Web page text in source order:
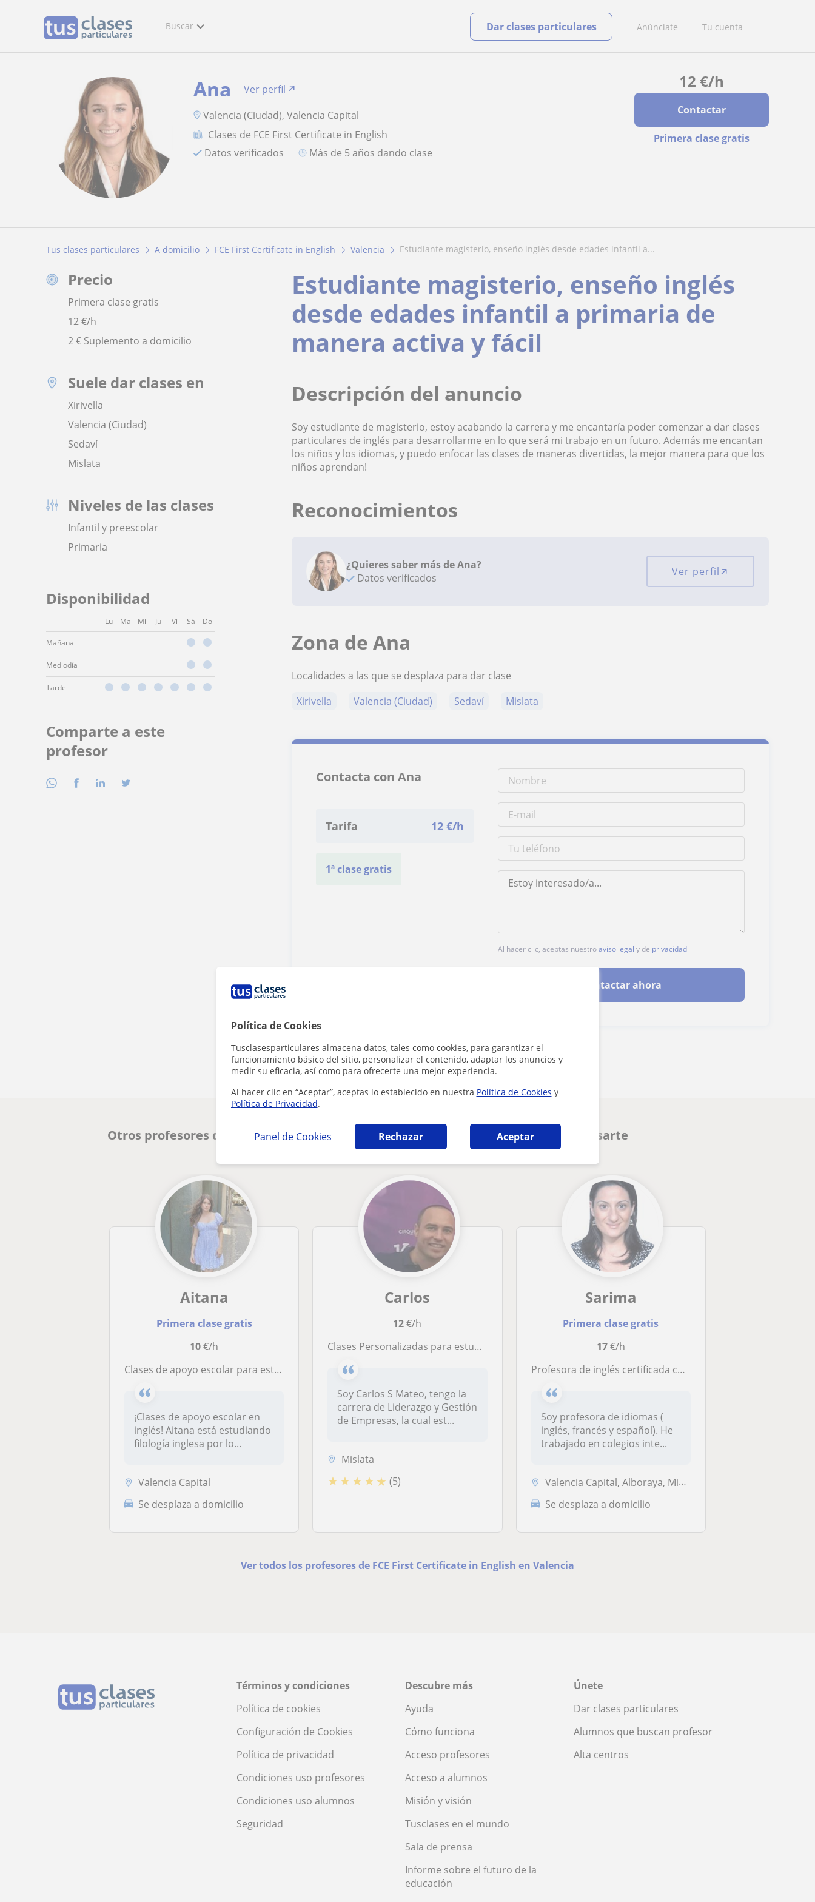
Política de Cookies
Tusclasesparticulares almacena datos, tales como cookies, para garantizar el
funcionamiento básico del sitio, personalizar el contenido, adaptar los anuncios y
medir su eficacia, así como para ofrecerte una mejor experiencia.
Al hacer clic en “Aceptar”, aceptas lo establecido en nuestra Política de Cookies y
Política de Privacidad.
Panel de Cookies Rechazar Aceptar
Buscar Anúnciate Tu cuenta
Dar clases particulares
12 €/h
Contactar
Primera clase gratis
Ana
Ver perfil
Valencia (Ciudad), Valencia Capital
Clases de FCE First Certificate in English
Datos verificados
más de 5 años dando clase
Tus clases particulares A domicilio FCE First Certificate in English Valencia estudiante magisterio, enseño inglés desde edades infantil a...
Precio
Primera clase gratis
12€/h
2 € Suplemento a domicilio
Suele dar clases en
Xirivella
Valencia (Ciudad)
Sedaví
Mislata
Niveles de las clases
Infantil y preescolar
Primaria
Disponibilidad
Lu Ma Mi Ju Vi Sá Do
Mañana
Mediodía
Tarde
Comparte a este
profesor
Estudiante magisterio, enseño inglés
desde edades infantil a primaria de
manera activa y fácil
Descripción del anuncio
Soy estudiante de magisterio, estoy acabando la carrera y me encantaría poder comenzar a dar clases
particulares de inglés para desarrollarme en lo que será mi trabajo en un futuro. Además me encantan
los niños y los idiomas, y puedo enfocar las clases de maneras divertidas, la mejor manera para que los
niños aprendan!
Reconocimientos
¿Quieres saber más de Ana?
Datos verificados
Ver perfil
Zona de Ana
Localidades a las que se desplaza para dar clase
Xirivella
Valencia (Ciudad) Sedaví Mislata
Contacta con Ana
Tarifa 12 €/h
1ª clase gratis
Al hacer clic, aceptas nuestroaviso legal y de privacidad
Contactar ahora
¿Hay algún error en este perfil?Cuéntanos
Otros profesores de FCE First Certificate in English en Valencia que pueden interesarte
Aitana
Primera clase gratis
10€/h
Clases de apoyo escolar para estudiantes que necesiten un refuerzo del Inglés
¡Clases de apoyo escolar en
inglés! Aitana está estudiando
filología inglesa por lo...
Valencia Capital
Se desplaza a domicilio
Carlos
12€/h
Clases Personalizadas para estudiantes o profesionales
Soy Carlos S Mateo, tengo la
carrera de Liderazgo y Gestión
de Empresas, la cual est...
Mislata
★ ★ ★ ★ ★ (5)
Sarima
Primera clase gratis
17€/h
Profesora de inglés certificada con el título CELTA
Soy profesora de idiomas (
inglés, francés y español). He
trabajado en colegios inte...
Valencia Capital, Alboraya, Mislata, Tavernes Blanques
Se desplaza a domicilio
Ver todos los profesores de FCE First Certificate in English en Valencia
Términos y condiciones
Política de cookies
Configuración de Cookies
Política de privacidad
Condiciones uso profesores
Condiciones uso alumnos
Seguridad
Descubre más
Ayuda
Cómo funciona
Acceso profesores
Acceso a alumnos
Misión y visión
Tusclases en el mundo
Sala de prensa
Informe sobre el futuro de la
educación
Únete
Dar clases particulares
Alumnos que buscan profesor
Alta centros